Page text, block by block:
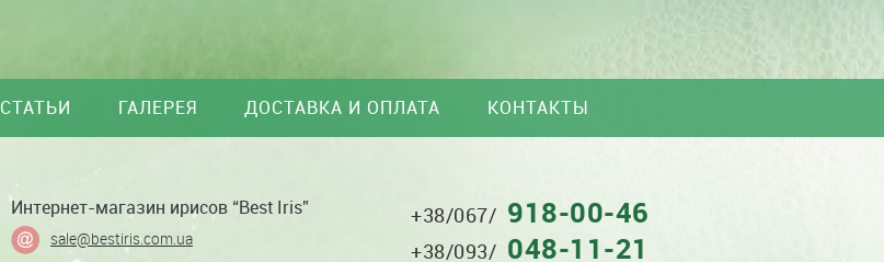
СТАТЬИ ГАЛЕРЕЯ ДОСТАВКА И ОПЛАТА КОНТАКТЫ
Интернет-магазин ирисов “Best Iris”
sale@bestiris.com.ua
(067)
918-
0046
+38/067/ 918-00-46
+38/093/ 048-11-21